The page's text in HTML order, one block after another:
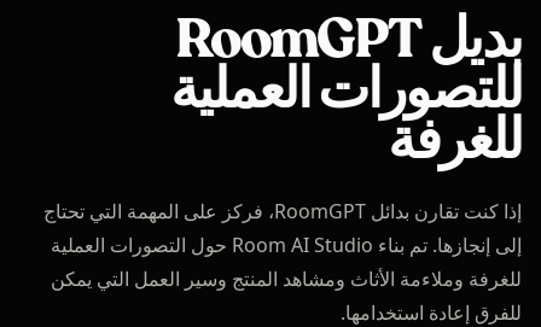
بديل RoomGPT
للتصورات العملية
للغرفة
إذا كنت تقارن بدائل RoomGPT، فركز على المهمة التي تحتاج
إلى إنجازها. تم بناء Room AI Studio حول التصورات العملية
للغرفة وملاءمة الأثاث ومشاهد المنتج وسير العمل التي يمكن
للفرق إعادة استخدامها.